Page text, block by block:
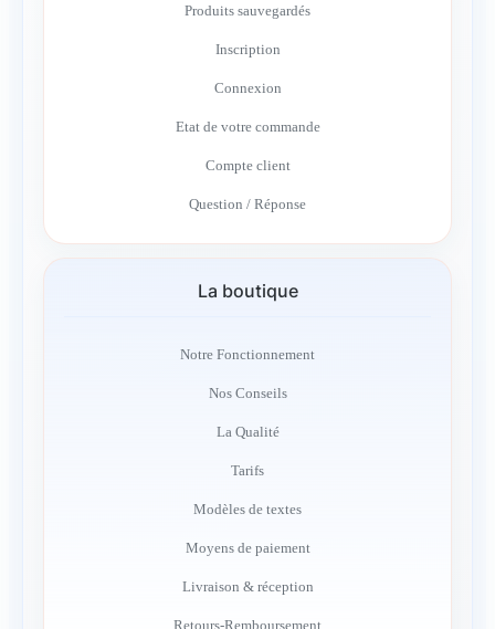
Produits sauvegardés
Inscription
Connexion
Etat de votre commande
Compte client
Question / Réponse
La boutique
Notre Fonctionnement
Nos Conseils
La Qualité
Tarifs
Modèles de textes
Moyens de paiement
Livraison & réception
Retours-Remboursement